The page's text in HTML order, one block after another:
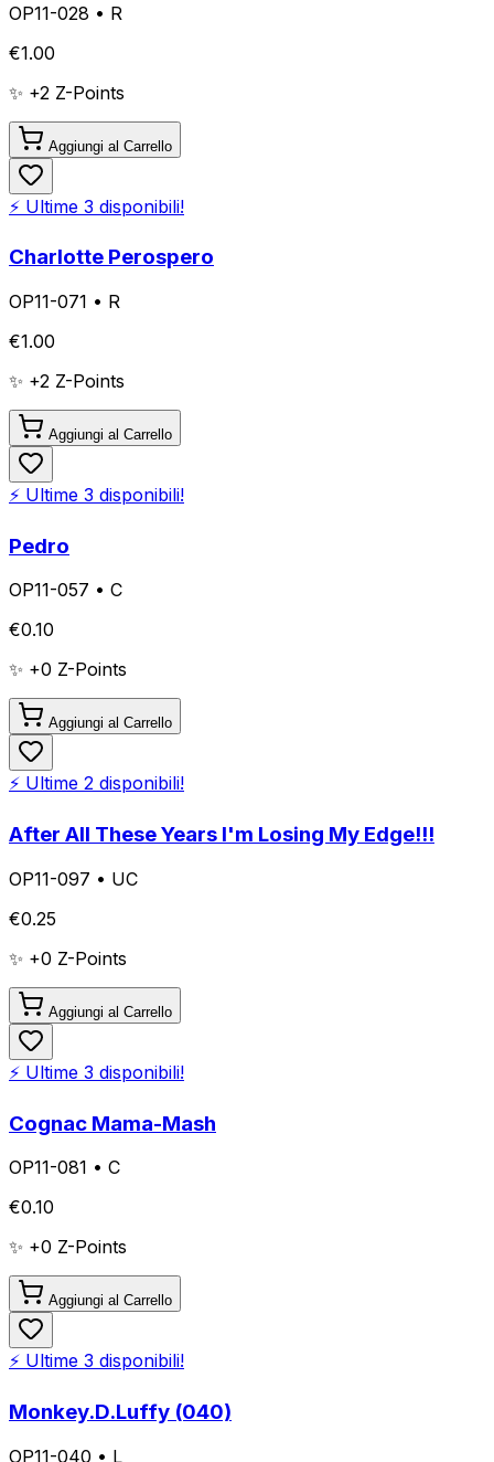
OP11-028 • R
€1.00
✨ +2 Z-Points
Aggiungi al Carrello
⚡ Ultime 3 disponibili!
Charlotte Perospero
OP11-071 • R
€1.00
✨ +2 Z-Points
Aggiungi al Carrello
⚡ Ultime 3 disponibili!
Pedro
OP11-057 • C
€0.10
✨ +0 Z-Points
Aggiungi al Carrello
⚡ Ultime 2 disponibili!
After All These Years I'm Losing My Edge!!!
OP11-097 • UC
€0.25
✨ +0 Z-Points
Aggiungi al Carrello
⚡ Ultime 3 disponibili!
Cognac Mama-Mash
OP11-081 • C
€0.10
✨ +0 Z-Points
Aggiungi al Carrello
⚡ Ultime 3 disponibili!
Monkey.D.Luffy (040)
OP11-040 • L